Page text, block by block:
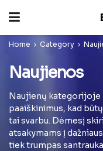
Home Category
Naujienos
Naujienų kategorijoje
paaiškinimus, kad
tai svarbu. Dėmesį
atsakymams į
tiek trumpas